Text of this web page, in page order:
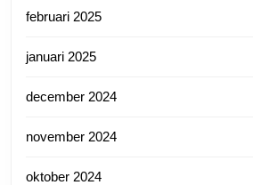
februari 2025
januari 2025
december 2024
november 2024
oktober 2024